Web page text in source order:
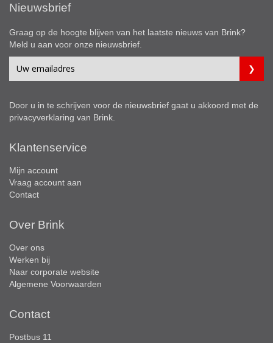
Nieuwsbrief
Graag op de hoogte blijven van het laatste nieuws van Brink?
Meld u aan voor onze nieuwsbrief.
Door u in te schrijven voor de nieuwsbrief gaat u akkoord met de
privacyverklaring van Brink.
Klantenservice
Mijn account
Vraag account aan
Contact
Over Brink
Over ons
Werken bij
Naar corporate website
Algemene Voorwaarden
Contact
Postbus 11